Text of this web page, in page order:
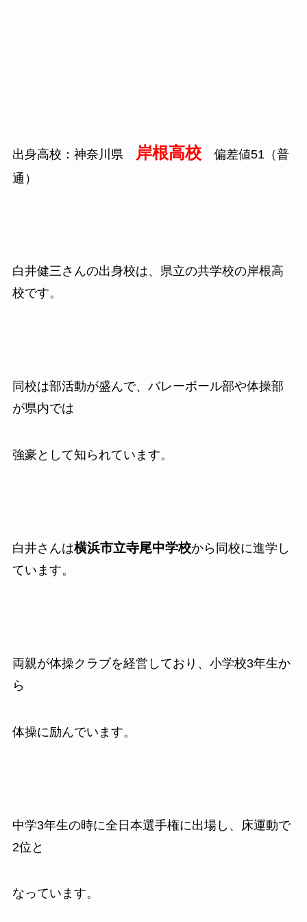
出身高校：神奈川県 岸根高校偏差値51 （普
通）
白井健三さんの出身校は、県立の共学校の岸根高
校です。
同校は部活動が盛んで、バレーボール部や体操部
が県内では
強豪として知られています。
白井さんは横浜市立寺尾中学校から同校に進学し
ています。
両親が体操クラブを経営しており、小学校3年生か
ら
体操に励んでいます。
中学3年生の時に全日本選手権に出場し、
床運動で
2位と
なっています。